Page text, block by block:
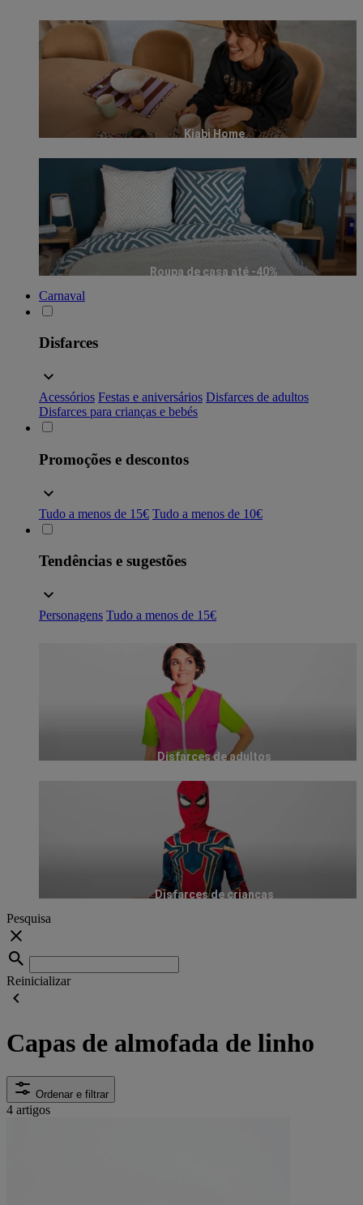
Kiabi Home
Roupa de casa até -40%
Carnaval
Disfarces
Acessórios Festas e aniversários Disfarces de adultos
Disfarces para crianças e bebés
Promoções e descontos
Tudo a menos de 15€ Tudo a menos de 10€
Tendências e sugestões
Personagens Tudo a menos de 15€
Disfarces de adultos
Disfarces de crianças
Pesquisa
Reinicializar
Capas de almofada de linho
Ordenar e filtrar
4 artigos